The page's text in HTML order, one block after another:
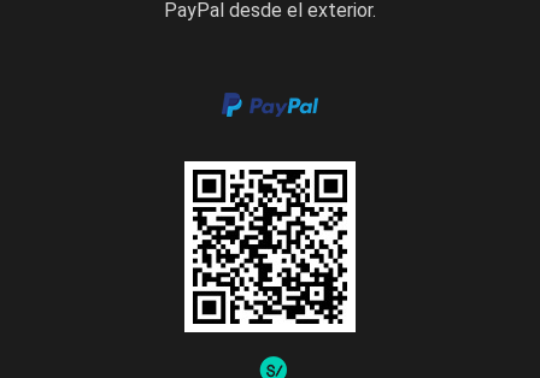
PayPal desde el exterior.